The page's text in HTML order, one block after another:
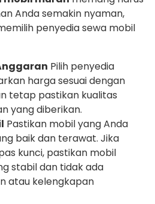
Anda semakin nyaman,
penyedia sewa mobil
Pilih penyedia
harga sesuai dengan
tetap pastikan kualitas
yang diberikan.
Pastikan mobil yang Anda
baik dan terawat. Jika
kunci, pastikan mobil
stabil dan tidak ada
atau kelengkapan